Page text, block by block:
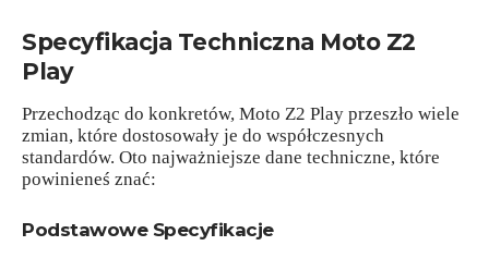
Specyfikacja Techniczna Moto Z2
Play
Przechodząc do konkretów, Moto Z2 Play przeszło wiele
zmian, które dostosowały je do współczesnych
standardów. Oto najważniejsze dane techniczne, które
powinieneś znać:
Podstawowe Specyfikacje